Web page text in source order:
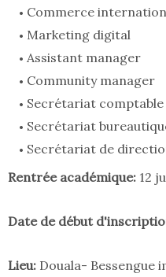
Commerce
Marketing digital
Assistant manager
Community manager
Secrétariat comptable
Secrétariat
Secrétariat de
Rentrée académique: 12
Date de début
Lieu: Douala- Bessengue